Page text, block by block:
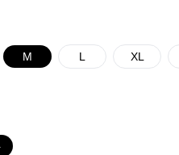
M L XL